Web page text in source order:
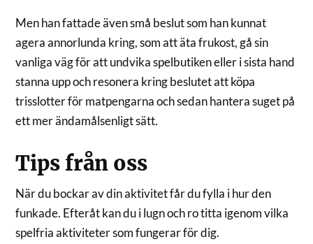
Men han fattade även små beslut som han kunnat
agera annorlunda kring, som att äta frukost, gå sin
vanliga väg för att undvika spelbutiken eller i sista hand
stanna upp och resonera kring beslutet att köpa
trisslotter för matpengarna och sedan hantera suget på
ett mer ändamålsenligt sätt.
Tips från oss
När du bockar av din aktivitet får du fylla i hur den
funkade. Efteråt kan du i lugn och ro titta igenom vilka
spelfria aktiviteter som fungerar för dig.